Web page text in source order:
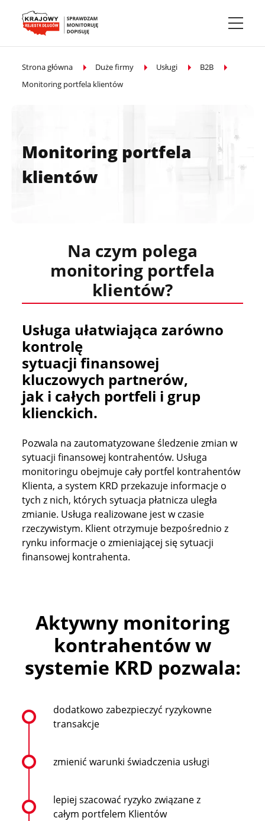
Przejdź do treści głównej
Strona główna Duże firmy Usługi
B2B
Monitoring portfela klientów
Monitoring portfela
klientów
Na czym polega
monitoring portfela
klientów?
Usługa ułatwiająca zarówno
kontrolę
sytuacji finansowej
kluczowych partnerów,
jak i całych portfeli i grup
klienckich.
Pozwala na zautomatyzowane śledzenie zmian w
sytuacji finansowej kontrahentów. Usługa
monitoringu obejmuje cały portfel kontrahentów
Klienta, a system KRD przekazuje informacje o
tych z nich, których sytuacja płatnicza uległa
zmianie. Usługa realizowane jest w czasie
rzeczywistym. Klient otrzymuje bezpośrednio z
rynku informacje o zmieniającej się sytuacji
finansowej kontrahenta.
Aktywny monitoring
kontrahentów w
systemie KRD pozwala:
dodatkowo zabezpieczyć ryzykowne
transakcje
zmienić warunki świadczenia usługi
lepiej szacować ryzyko związane z
całym portfelem Klientów